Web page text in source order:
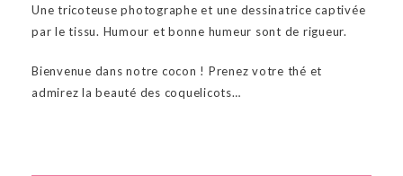
Une tricoteuse photographe et une dessinatrice captivée
par le tissu. Humour et bonne humeur sont de rigueur.
Bienvenue dans notre cocon ! Prenez votre thé et
admirez la beauté des coquelicots…